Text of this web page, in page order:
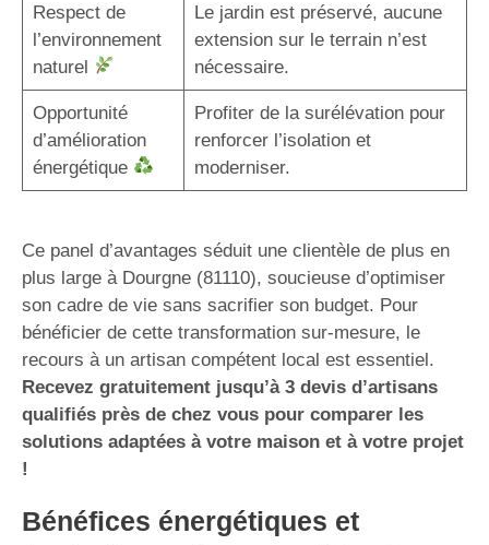
Respect de
l’environnement
naturel
Le jardin est préservé, aucune
extension sur le terrain n’est
nécessaire.
Opportunité
d’amélioration
énergétique
Profiter de la surélévation pour
renforcer l’isolation et
moderniser.
Ce panel d’avantages séduit une clientèle de plus en
plus large à Dourgne (81110), soucieuse d’optimiser
son cadre de vie sans sacrifier son budget. Pour
bénéficier de cette transformation sur-mesure, le
recours à un artisan compétent local est essentiel.
Recevez gratuitement jusqu’à 3 devis d’artisans
qualifiés près de chez vous pour comparer les
solutions adaptées à votre maison et à votre projet
!
Bénéfices énergétiques et